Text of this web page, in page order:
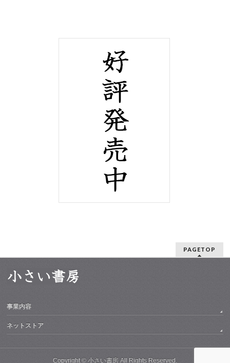
PAGETOP
事業内容
ネットストア
Copyright © 小さい書房All Rights Reserved.